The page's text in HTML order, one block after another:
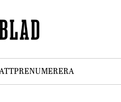
PRENUMERERA